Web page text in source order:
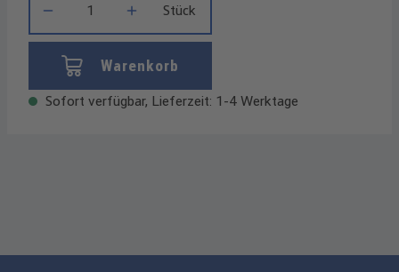
Stück
Warenkorb
Sofort verfügbar, Lieferzeit: 1-4 Werktage